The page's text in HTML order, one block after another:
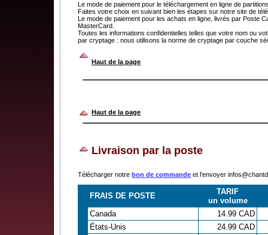
Le mode de paiement pour le téléchargement en ligne de
Faites votre choix en suivant bien les étapes sur notre site de
Le mode de paiement pour les achats en ligne, livrés par Poste
MasterCard.
Toutes les informations confidentielles telles que votre nom ou
par cryptage : nous utilisons la norme de cryptage par couche
Haut de la page
Haut de la page
Livraison par la poste
Télécharger notre bon de commande et l'envoyer
FRAIS DE POSTE
TARIF
un volume
Canada
14.99 CAD
États-Unis
24.99 CAD